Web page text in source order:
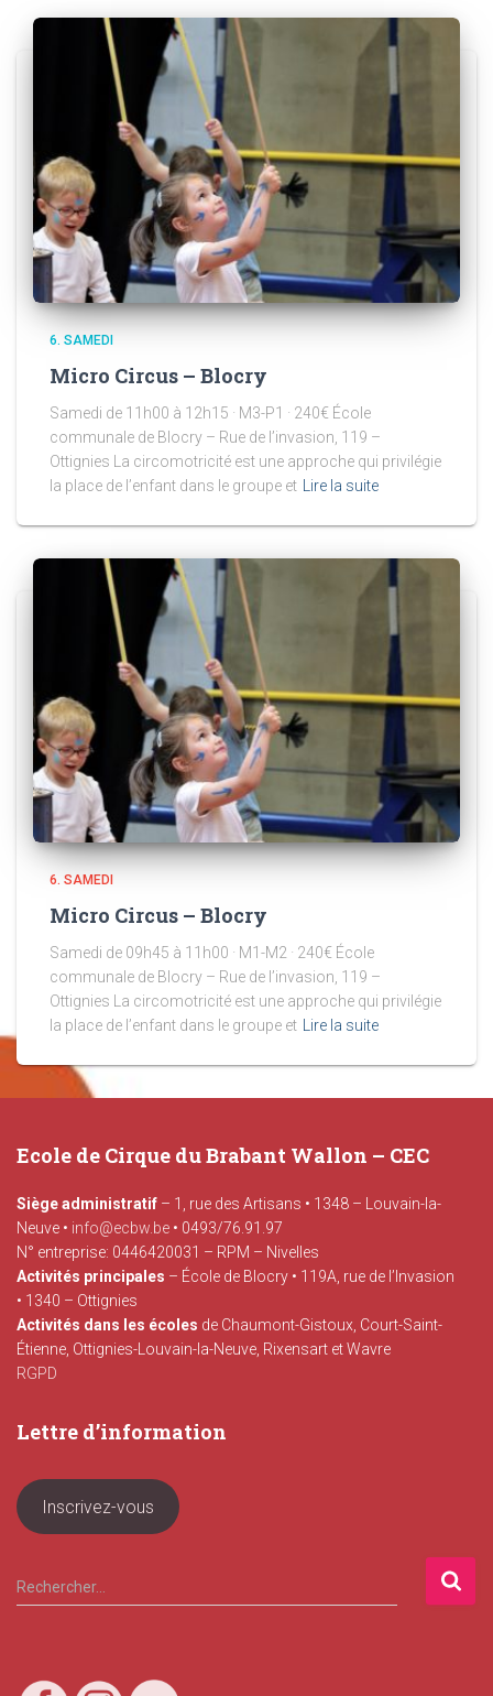
6. SAMEDI
Micro Circus – Blocry
Samedi de 11h00 à 12h15 · M3-P1 · 240€ École
communale de Blocry – Rue de l’invasion, 119 –
Ottignies La circomotricité est une approche qui privilégie
la place de l’enfant dans le groupe et
Lire la suite
6. SAMEDI
Micro Circus – Blocry
Samedi de 09h45 à 11h00 · M1-M2 · 240€ École
communale de Blocry – Rue de l’invasion, 119 –
Ottignies La circomotricité est une approche qui privilégie
la place de l’enfant dans le groupe et Lire la suite
Ecole de Cirque du Brabant Wallon – CEC
Siège administratif – 1, rue des Artisans • 1348 – Louvain-la-
Neuve • info@ecbw.be • 0493/76.91.97
N° entreprise: 0446420031 – RPM – Nivelles
Activités principales – École de Blocry • 119A, rue de l’Invasion
• 1340 – Ottignies
Activités dans les écoles de Chaumont-Gistoux, Court-Saint-
Étienne, Ottignies-Louvain-la-Neuve, Rixensart et Wavre
RGPD
Lettre d’information
Inscrivez-vous
R
e
Rechercher…